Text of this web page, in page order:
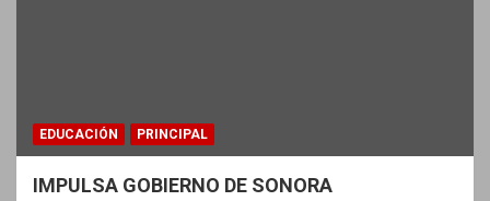
EDUCACIÓN PRINCIPAL
IMPULSA GOBIERNO DE SONORA